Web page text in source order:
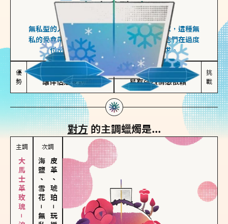
無私型
海鹽、雪花
無私型的人傾向用心呵護、滿足另一半的需求，這種無
私的愛會帶來緊密的關係連結，但也可能讓他們在過度
付出中迷失自我，忽略自己真正的需求。
優
勢
讓伴侶感受到關懷
較難設立界線
易有強烈情感依賴
挑
戰
對方的主調蠟燭是...
主調
大馬士革玫瑰－浪漫型
次調
海鹽、雪花
－
皮革、琥珀
－